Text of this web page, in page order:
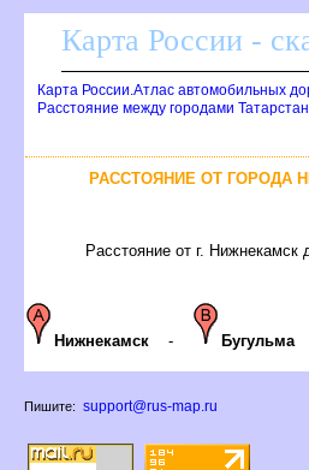
Карта России -
Карта России.Атлас автомобильных
Расстояние между городами
РАССТОЯНИЕ ОТ ГОРОДА
Расстояние от г. Нижнекамск
Нижнекамск - Бугульма
Пишите: support@rus-map.ru